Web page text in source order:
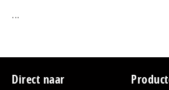
...
Footer
Direct naar